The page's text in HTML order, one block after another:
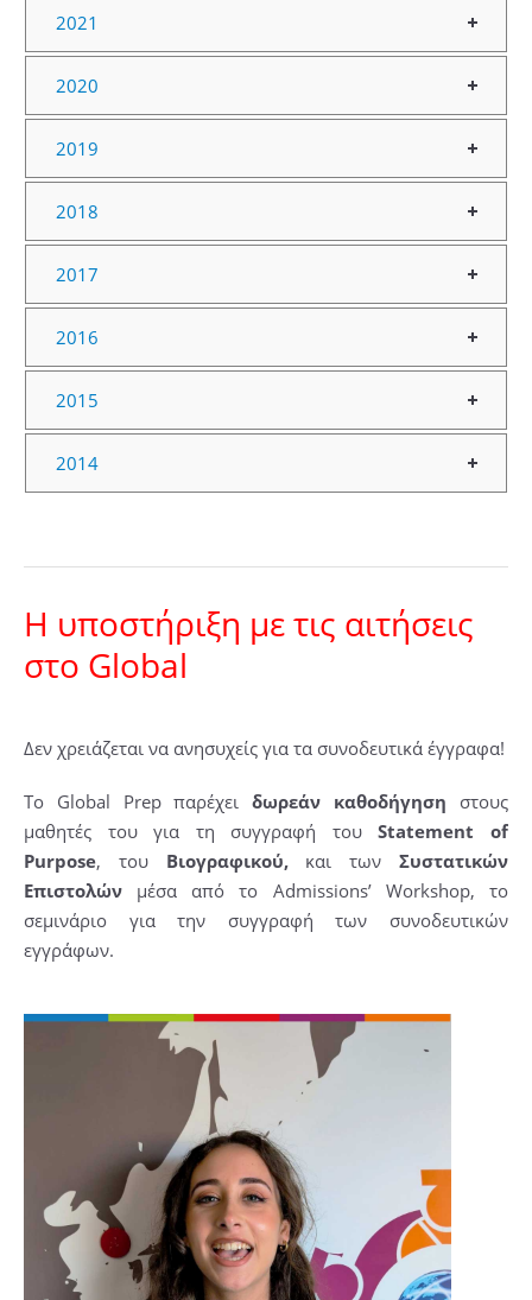
2021
2020
2019
2018
2017
2016
2015
2014
H υποστήριξη με τις αιτήσεις
στο Global
Δεν χρειάζεται να ανησυχείς για τα συνοδευτικά έγγραφα!
Το Global Prep παρέχειδωρεάν καθοδήγηση στους
μαθητές του για τη συγγραφή τουStatement of
Purpose, του Βιογραφικού,και των Συστατικών
Επιστολών μέσα από το Admissions’ Workshop, το
σεμινάριο για την συγγραφή των συνοδευτικών
εγγράφων.
Video